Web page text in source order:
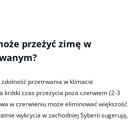
przeżyć zimę w
przetrwania w klimacie
krótki czas przeżycia poza czerwiem (2-3
w czerwieniu może eliminować większość
wykrycia w zachodniej Syberii sugerują,